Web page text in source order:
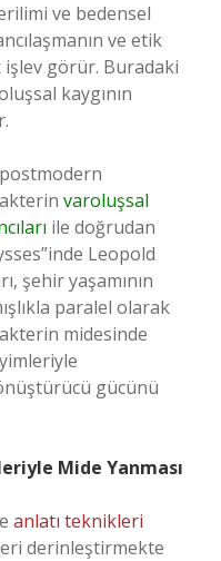
ve bedensel
ve etik
işlev görür. Buradaki
kaygının
varoluşsal
ile doğrudan
Leopold
şehir yaşamının
paralel olarak
midesinde
gücünü
Mide Yanması
anlatı teknikleri
derinleştirmekte